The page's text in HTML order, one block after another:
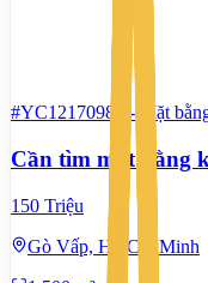
#YC12170987 - Mặt
Cần tìm mặt bằng
150 Triệu
Gò Vấp, Hồ Chí Minh